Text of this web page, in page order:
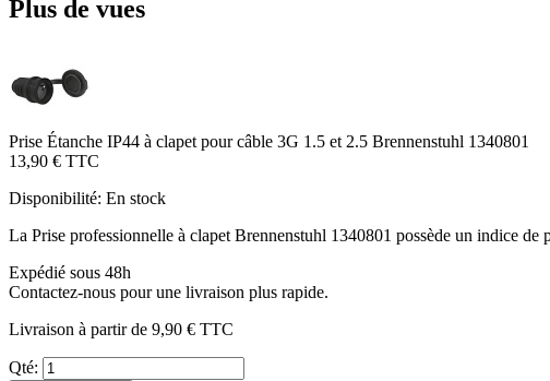
Plus de vues
Prise Étanche IP44 à clapet pour câble 3G 1.5 et 2.5 Brennenstuhl 1340801
13,90 € TTC
Disponibilité: En stock
La Prise professionnelle à clapet Brennenstuhl 1340801 possède un indice de
Expédié sous 48h
Contactez-nous pour une livraison plus rapide.
Livraison à partir de 9,90 € TTC
Qté: